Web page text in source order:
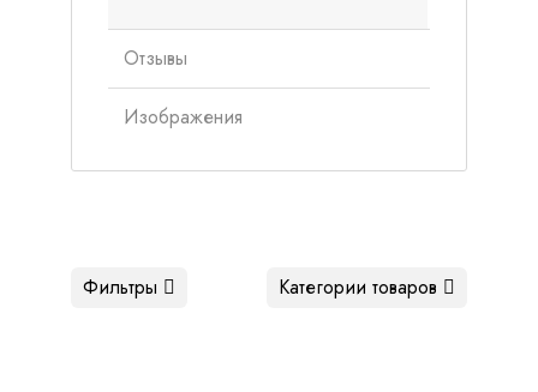
Отзывы
Изображения
Категории товаров
Фильтры